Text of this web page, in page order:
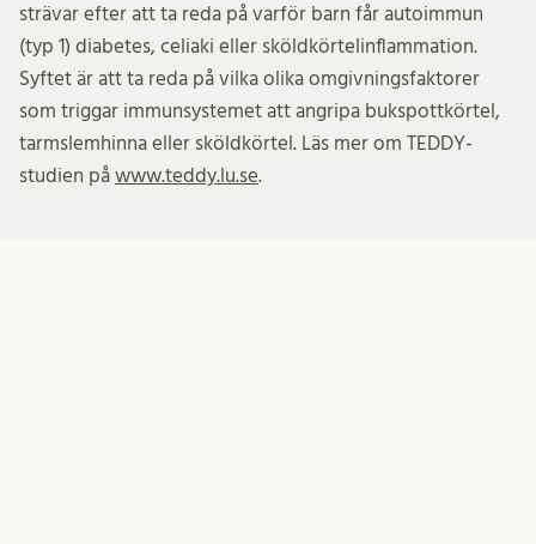
strävar efter att ta reda på varför barn får autoimmun
(typ 1) diabetes, celiaki eller sköldkörtelinflammation.
Syftet är att ta reda på vilka olika omgivningsfaktorer
som triggar immunsystemet att angripa bukspottkörtel,
tarmslemhinna eller sköldkörtel. Läs mer om TEDDY-
studien på www.teddy.lu.se.